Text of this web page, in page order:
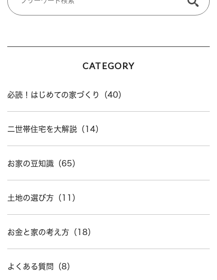
CATEGORY
必読！はじめての家づくり（40）
二世帯住宅を大解説（14）
お家の豆知識（65）
土地の選び方（11）
お金と家の考え方（18）
よくある質問（8）